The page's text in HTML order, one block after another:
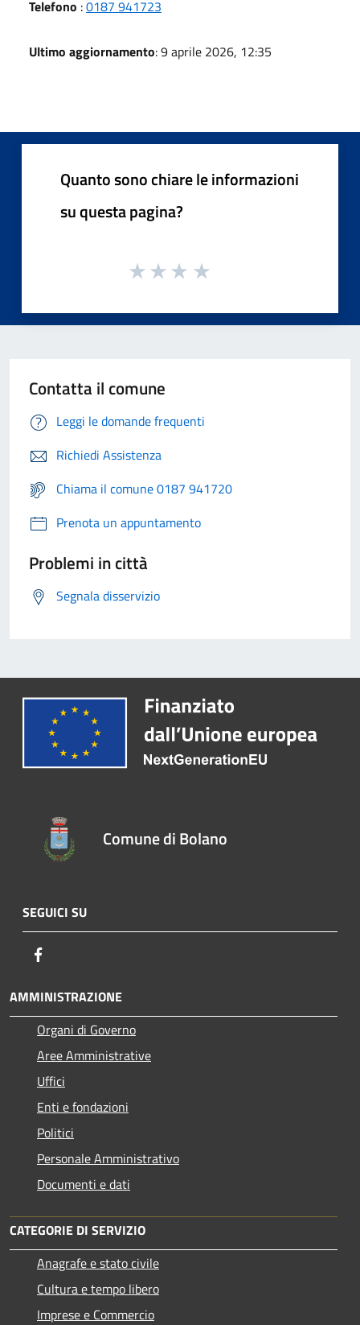
Telefono :0187 941723
Ultimo aggiornamento: 9 aprile 2026, 12:35
Quanto sono chiare le informazioni
su questa pagina?
Contatta il comune
Leggi le domande frequenti
Richiedi Assistenza
Chiama il comune 0187 941720
Prenota un appuntamento
Problemi in città
Segnala disservizio
Comune di Bolano
SEGUICI SU
AMMINISTRAZIONE
Organi di Governo
Aree Amministrative
Uffici
Enti e fondazioni
Politici
Personale Amministrativo
Documenti e dati
CATEGORIE DI SERVIZIO
Anagrafe e stato civile
Cultura e tempo libero
Imprese e Commercio